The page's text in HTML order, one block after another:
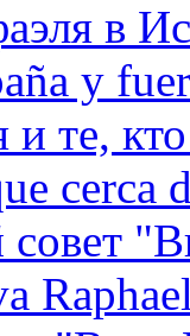
в
y
и те,
cerca